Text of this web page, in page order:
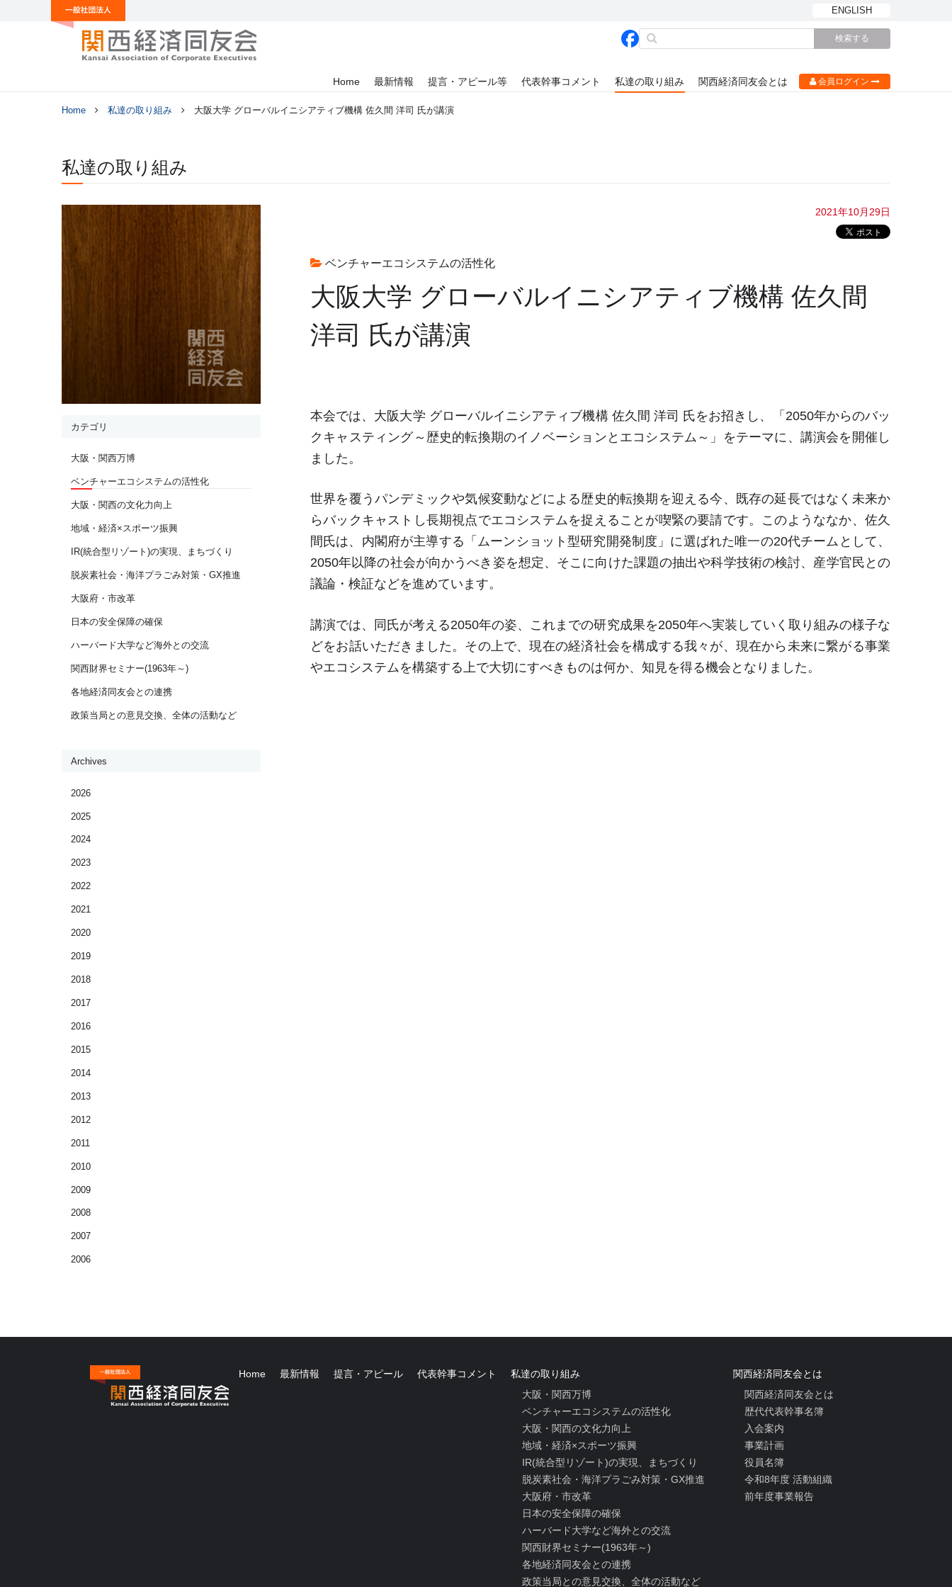
ENGLISH
会員ログイン
Home 最新情報 提言・アピール等 代表幹事コメント 私達の取り組み 関西経済同友会とは
Home 私達の取り組み 大阪大学 グローバルイニシアティブ機構 佐久間 洋司 氏が講演
私達の取り組み
2021年10月29日
ベンチャーエコシステムの活性化
大阪大学 グローバルイニシアティブ機構 佐久間
洋司 氏が講演
本会では、大阪大学 グローバルイニシアティブ機構 佐久間 洋司 氏をお招きし、「2050年からのバッ
クキャスティング～歴史的転換期のイノベーションとエコシステム～」をテーマに、講演会を開催し
ました。
世界を覆うパンデミックや気候変動などによる歴史的転換期を迎える今、既存の延長ではなく未来か
らバックキャストし長期視点でエコシステムを捉えることが喫緊の要請です。このようななか、佐久
間氏は、内閣府が主導する「ムーンショット型研究開発制度」に選ばれた唯一の20代チームとして、
2050年以降の社会が向かうべき姿を想定、そこに向けた課題の抽出や科学技術の検討、産学官民との
議論・検証などを進めています。
講演では、同氏が考える2050年の姿、これまでの研究成果を2050年へ実装していく取り組みの様子な
どをお話いただきました。その上で、現在の経済社会を構成する我々が、現在から未来に繋がる事業
やエコシステムを構築する上で大切にすべきものは何か、知見を得る機会となりました。
カテゴリ
大阪・関西万博
ベンチャーエコシステムの活性化
大阪・関西の文化力向上
地域・経済×スポーツ振興
IR(統合型リゾート)の実現、まちづくり
脱炭素社会・海洋プラごみ対策・GX推進
大阪府・市改革
日本の安全保障の確保
ハーバード大学など海外との交流
関西財界セミナー(1963年～)
各地経済同友会との連携
政策当局との意見交換、全体の活動など
Archives
2026
2025
2024
2023
2022
2021
2020
2019
2018
2017
2016
2015
2014
2013
2012
2011
2010
2009
2008
2007
2006
Home 最新情報 提言・アピール 代表幹事コメント
私達の取り組み
大阪・関西万博
ベンチャーエコシステムの活性化
大阪・関西の文化力向上
地域・経済×スポーツ振興
IR(統合型リゾート)の実現、まちづくり
脱炭素社会・海洋プラごみ対策・GX推進
大阪府・市改革
日本の安全保障の確保
ハーバード大学など海外との交流
関西財界セミナー(1963年～)
各地経済同友会との連携
政策当局との意見交換、全体の活動など
関西経済同友会とは
関西経済同友会とは
歴代代表幹事名簿
入会案内
事業計画
役員名簿
令和8年度 活動組織
前年度事業報告